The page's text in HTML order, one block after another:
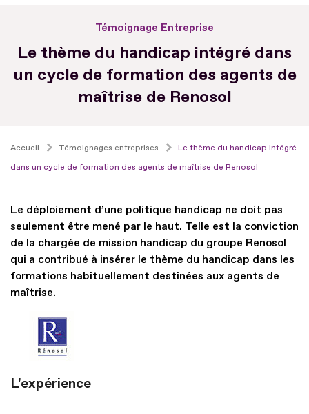
Témoignage Entreprise
Le thème du handicap intégré dans
un cycle de formation des agents de
maîtrise de Renosol
Accueil Témoignages entreprises
Le thème du handicap intégré
dans un cycle de formation des agents de maîtrise de Renosol
Le déploiement d’une politique handicap ne doit pas
seulement être mené par le haut. Telle est la conviction
de la chargée de mission handicap du groupe Renosol
qui a contribué à insérer le thème du handicap dans les
formations habituellement destinées aux agents de
maîtrise.
L'expérience